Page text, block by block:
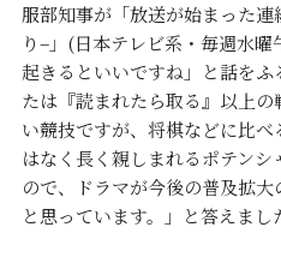
服部知事が「放送が始まった連
り–」 (日本テレビ系・毎週水曜
起きるといいですね」と話を
たは『読まれたら取る』以上
い競技ですが、将棋などに比
はなく長く親しまれるポテン
ので、ドラマが今後の普及拡
と思っています。」と答えまし